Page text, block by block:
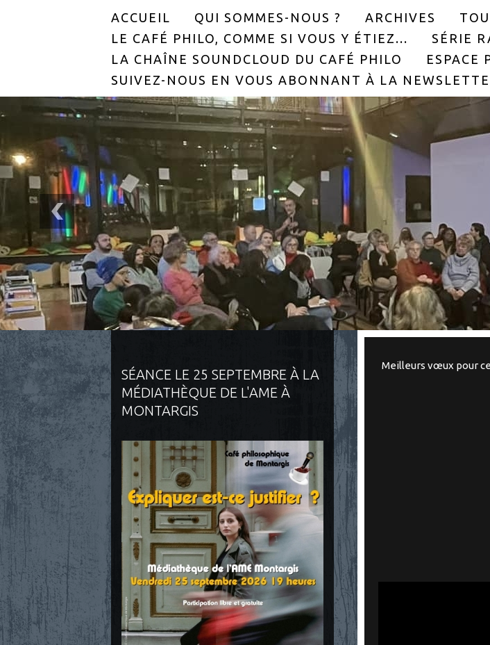
ACCUEIL QUI SOMMES-NOUS ? ARCHIVES
LE CAFÉ PHILO, COMME SI VOUS Y ÉTIEZ...
SÉRIE
LA CHAÎNE SOUNDCLOUD DU CAFÉ PHILO
ESPACE
SUIVEZ-NOUS EN VOUS ABONNANT À LA
SÉANCE LE 25 SEPTEMBRE À LA
MÉDIATHÈQUE DE L'AME À
MONTARGIS
Meilleurs vœux pour